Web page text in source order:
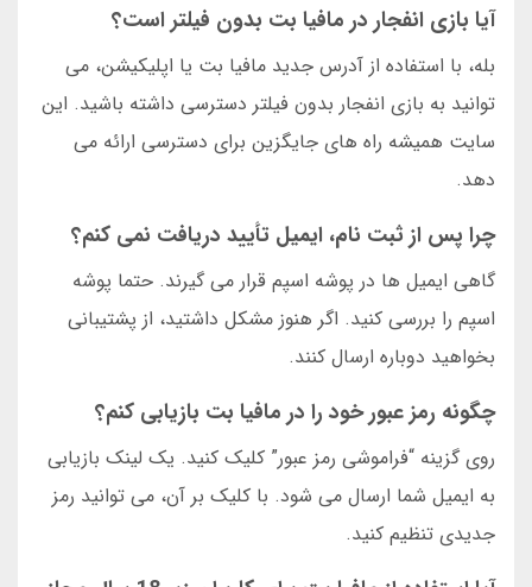
آیا بازی انفجار در مافیا بت بدون فیلتر است؟
بله، با استفاده از آدرس جدید مافیا بت یا اپلیکیشن، می
توانید به بازی انفجار بدون فیلتر دسترسی داشته باشید. این
سایت همیشه راه های جایگزین برای دسترسی ارائه می
دهد.
چرا پس از ثبت نام، ایمیل تأیید دریافت نمی کنم؟
گاهی ایمیل ها در پوشه اسپم قرار می گیرند. حتما پوشه
اسپم را بررسی کنید. اگر هنوز مشکل داشتید، از پشتیبانی
بخواهید دوباره ارسال کنند.
چگونه رمز عبور خود را در مافیا بت بازیابی کنم؟
روی گزینه “فراموشی رمز عبور” کلیک کنید. یک لینک بازیابی
به ایمیل شما ارسال می شود. با کلیک بر آن، می توانید رمز
جدیدی تنظیم کنید.